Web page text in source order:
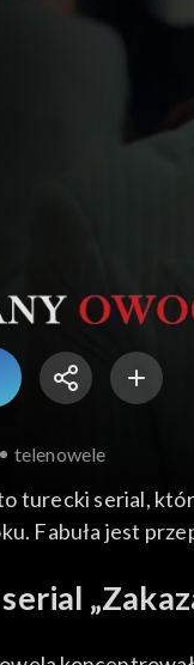
telenowele
turecki serial,
Fabuła jest